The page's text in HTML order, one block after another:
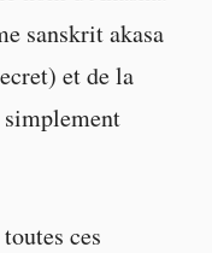
sanskrit akasa
et de la
ces